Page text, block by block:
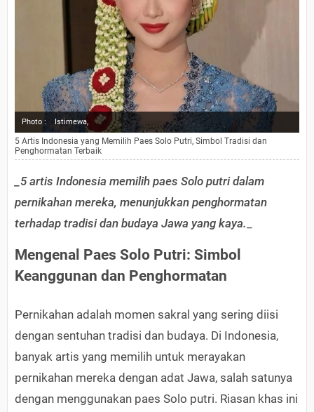
Photo : Istimewa,
5 Artis Indonesia yang Memilih Paes Solo Putri, Simbol Tradisi dan
Penghormatan Terbaik
_5 artis Indonesia memilih paes Solo putri dalam
pernikahan mereka, menunjukkan penghormatan
terhadap tradisi dan budaya Jawa yang kaya.
Mengenal Paes Solo Putri: Simbol
Keanggunan dan Penghormatan
Pernikahan adalah momen sakral yang sering diisi
dengan sentuhan tradisi dan budaya. Di Indonesia,
banyak artis yang memilih untuk merayakan
pernikahan mereka dengan adat Jawa, salah satunya
dengan menggunakan paes Solo putri. Riasan khas ini